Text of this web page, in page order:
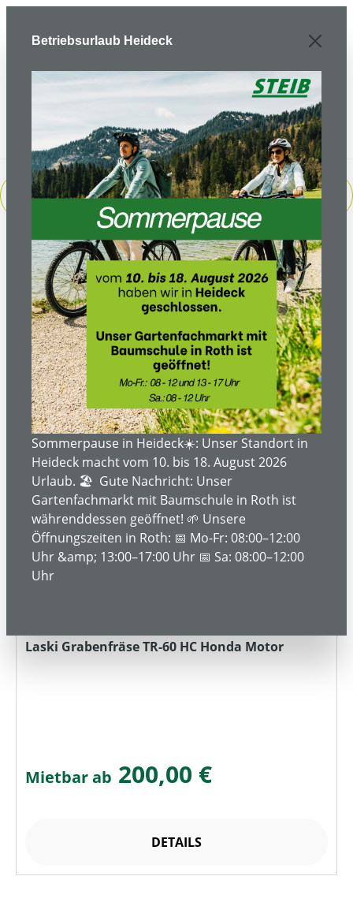
PRODUKTE FILTERN
Sortierung:
MIETBAR
Laski Grabenfräse TR-60 HC Honda Motor
Mietbar ab 200,00 €
DETAILS
Betriebsurlaub Heideck
Sommerpause in Heideck☀️: Unser Standort in
Heideck macht vom 10. bis 18. August 2026
Urlaub. 🏖️ Gute Nachricht: Unser
Gartenfachmarkt mit Baumschule in Roth ist
währenddessen geöffnet! 🌱 Unsere
Öffnungszeiten in Roth: 📅 Mo-Fr: 08:00–12:00
Uhr &amp; 13:00–17:00 Uhr 📅 Sa: 08:00–12:00
Uhr